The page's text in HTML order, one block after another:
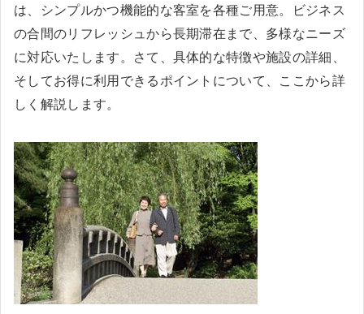
は、シンプルかつ機能的な客室を各種ご用意。ビジネス
の合間のリフレッシュから長期滞在まで、多様なニーズ
に対応いたします。さて、具体的な特徴や施設の詳細、
そしてお得に利用できるポイントについて、ここから詳
しく解説します。